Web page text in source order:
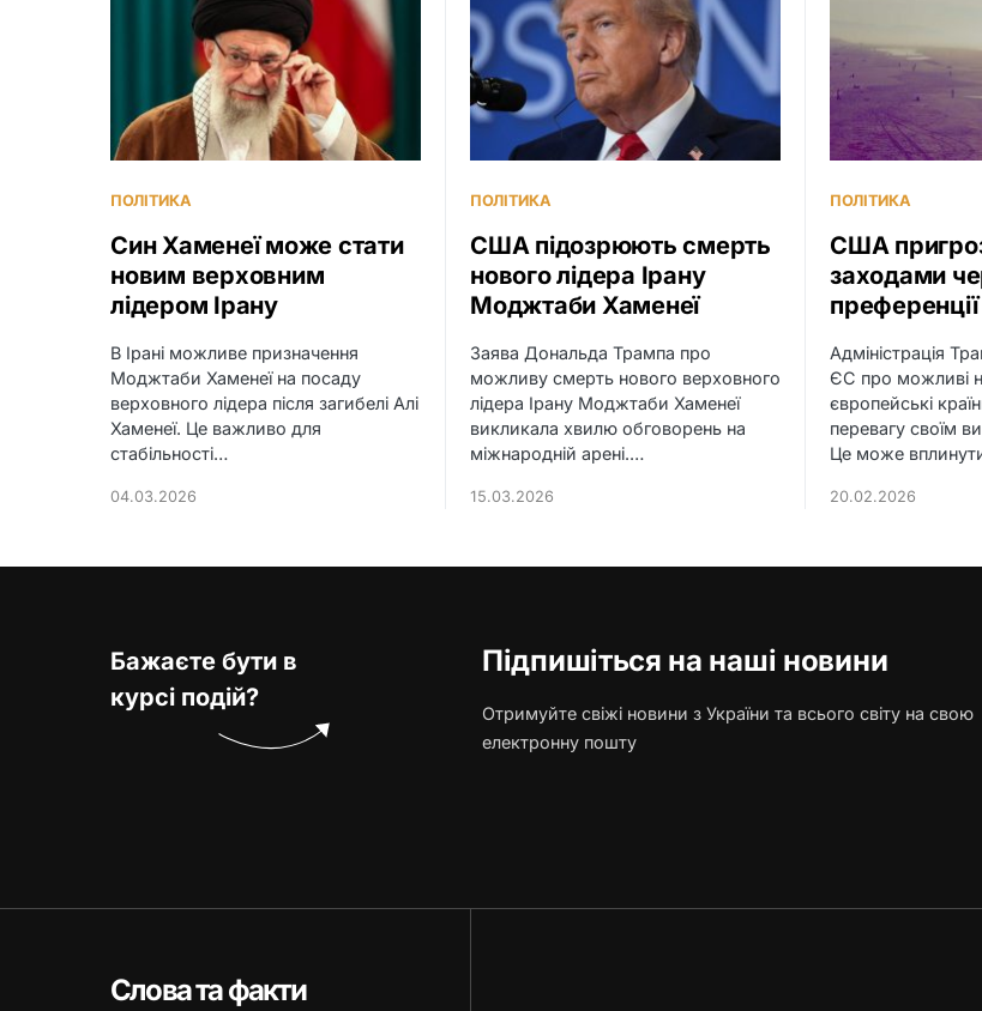
ПОЛІТИКА
Син Хаменеї може стати
новим верховним
лідером Ірану
В Ірані можливе призначення
Моджтаби Хаменеї на посаду
верховного лідера після загибелі Алі
Хаменеї. Це важливо для
стабільності…
04.03.2026
ПОЛІТИКА
США підозрюють смерть
нового лідера Ірану
Моджтаби Хаменеї
Заява Дональда Трампа про
можливу смерть нового верховного
лідера Ірану Моджтаби Хаменеї
викликала хвилю обговорень на
міжнародній арені.…
15.03.2026
ПОЛІТИКА
США
заходами
преференції
Адміністрація
ЄС про можливі
європейські
перевагу своїм
Це може
20.02.2026
Бажаєте бути в
курсі подій?
Підпишіться на наші новини
Отримуйте свіжі новини з України та всього світу на свою
електронну пошту
Слова та факти